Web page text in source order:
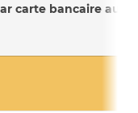
carte bancaire au